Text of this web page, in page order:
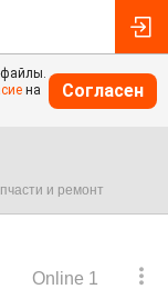
файлы.
на
Согласен
и ремонт
Online 1